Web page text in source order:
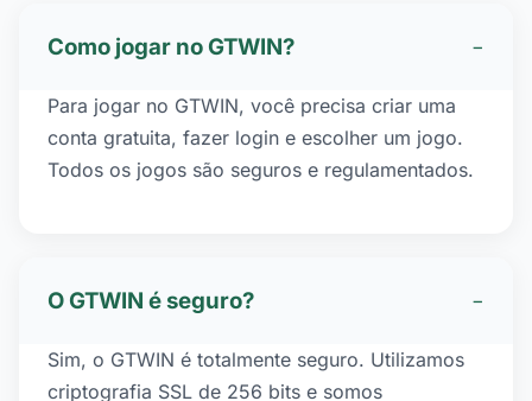
Como jogar no GTWIN? −
Para jogar no GTWIN, você precisa criar uma
conta gratuita, fazer login e escolher um jogo.
Todos os jogos são seguros e regulamentados.
O GTWIN é seguro? −
Sim, o GTWIN é totalmente seguro. Utilizamos
criptografia SSL de 256 bits e somos